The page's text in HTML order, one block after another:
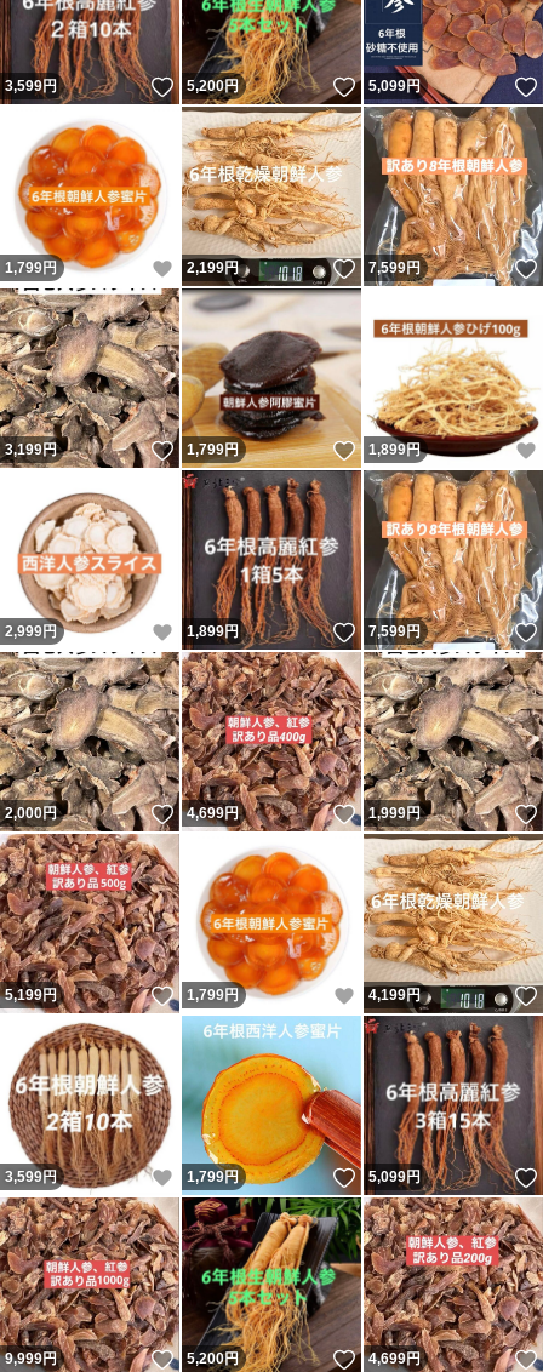
3,599円 いいね！
5,200円 いいね！
5,099円
1,799円 いいね！
2,199円 いいね！
7,599円
3,199円 いいね！
1,799円 いいね！
1,899円
2,999円 いいね！
1,899円 いいね！
7,599円
2,000円 いいね！
4,699円 いいね！
1,999円
5,199円 いいね！
1,799円 いいね！
4,199円
3,599円 いいね！
1,799円 いいね！
5,099円
9,999円 いいね！
5,200円 いいね！
4,699円